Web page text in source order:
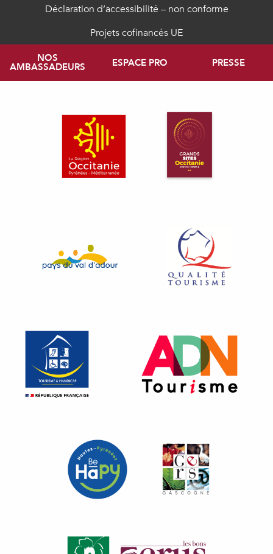
Déclaration d’accessibilité – non conforme
Projets cofinancés UE
NOS
AMBASSADEURS ESPACE PRO PRESSE